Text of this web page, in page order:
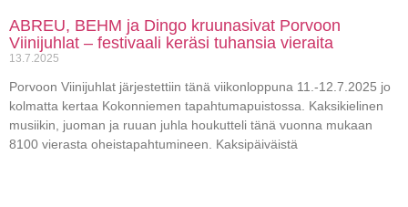
ABREU, BEHM ja Dingo kruunasivat Porvoon
Viinijuhlat – festivaali keräsi tuhansia vieraita
13.7.2025
Porvoon Viinijuhlat järjestettiin tänä viikonloppuna 11.-12.7.2025 jo
kolmatta kertaa Kokonniemen tapahtumapuistossa. Kaksikielinen
musiikin, juoman ja ruuan juhla houkutteli tänä vuonna mukaan
8100 vierasta oheistapahtumineen. Kaksipäiväistä